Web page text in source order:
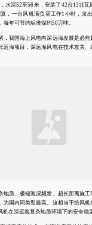
深52至56米，安装了42台12兆瓦
，一台风机满负荷工作1小时，发
年可节约标准煤约50万吨。
我国海上风电向深远海发展是必然
近海项目，深远海风电在技术攻关
质、极端海况频发、超长距离施工
为国内同类型最高。这相当于给风
在深远海复杂地质环境下的安全稳